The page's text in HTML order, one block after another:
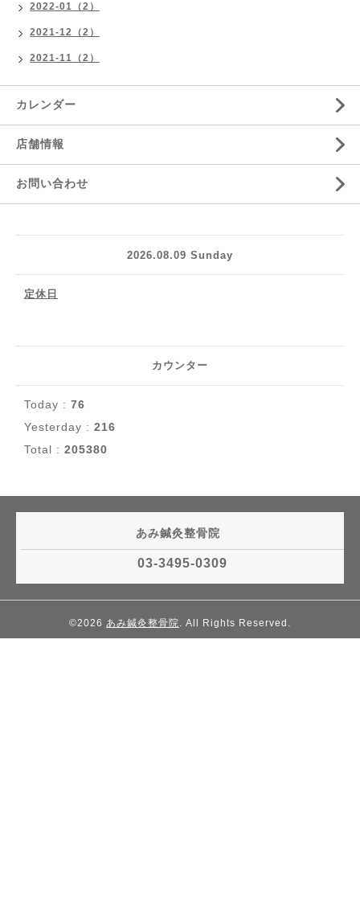
2022-01（2）
2021-12（2）
2021-11（2）
カレンダー
店舗情報
お問い合わせ
2026.08.09 Sunday
定休日
カウンター
Today : 76
Yesterday : 216
Total : 205380
あみ鍼灸整骨院
03-3495-0309
©2026 あみ鍼灸整骨院. All Rights Reserved.